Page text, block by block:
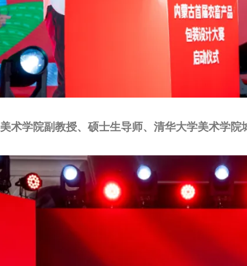
美术学院副教授、硕士生导师、清华大学美术学院